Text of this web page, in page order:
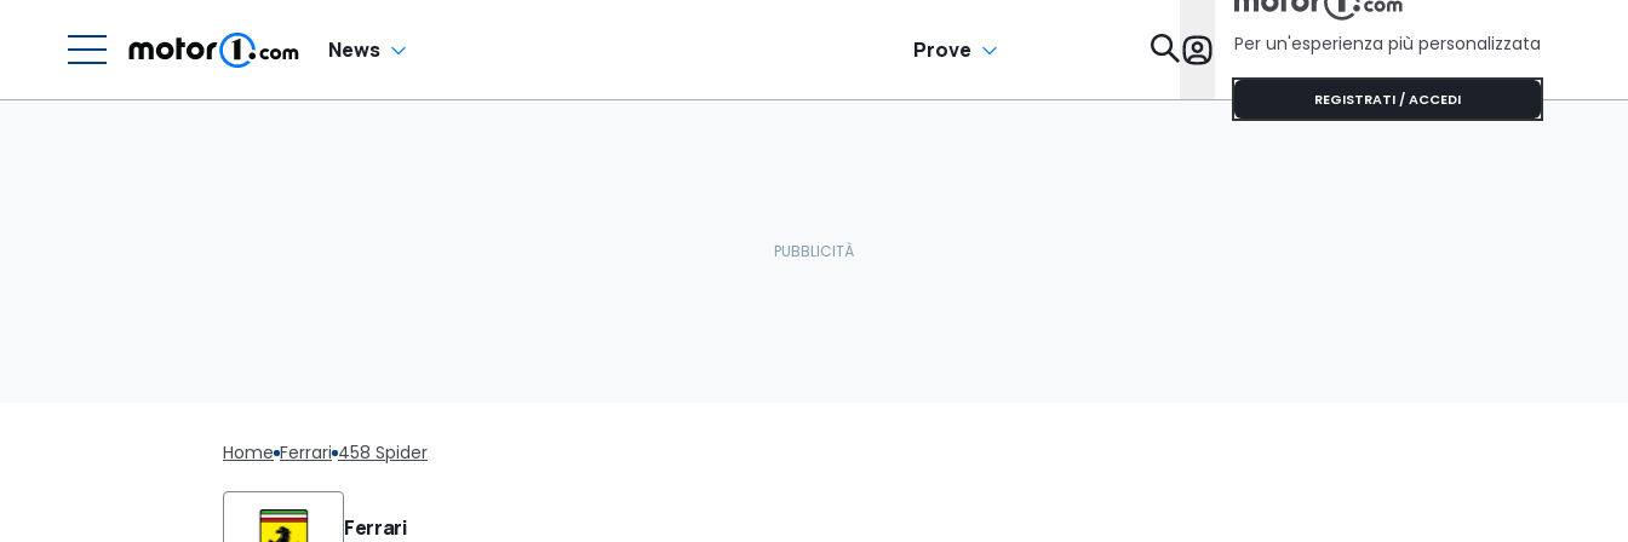
News Prove Da Sapere
Per un'esperienza più personalizzata
REGISTRATI / ACCEDI
Home Ferrari 458 Spider
Ferrari